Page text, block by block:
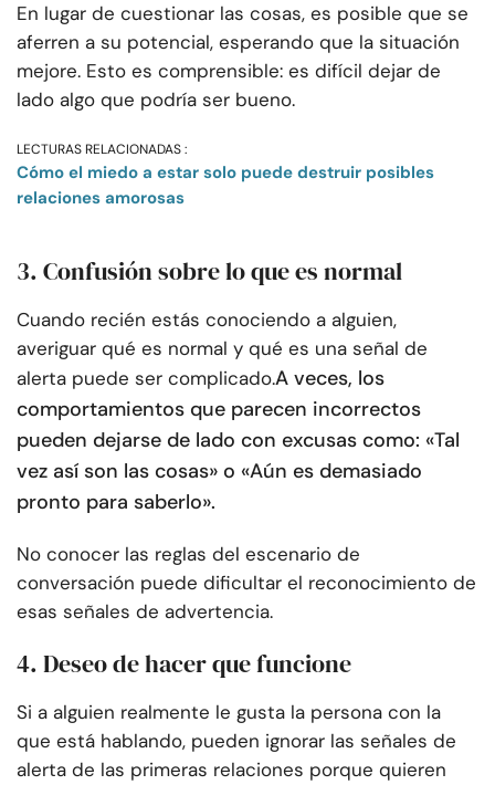
En lugar de cuestionar las cosas, es posible que se
aferren a su potencial, esperando que la situación
mejore. Esto es comprensible: es difícil dejar de
lado algo que podría ser bueno.
LECTURAS RELACIONADAS :
Cómo el miedo a estar solo puede destruir posibles
relaciones amorosas
3. Confusión sobre lo que es normal
Cuando recién estás conociendo a alguien,
averiguar qué es normal y qué es una señal de
alerta puede ser complicado.A veces, los
comportamientos que parecen incorrectos
pueden dejarse de lado con excusas como: «Tal
vez así son las cosas» o «Aún es demasiado
pronto para saberlo».
No conocer las reglas del escenario de
conversación puede dificultar el reconocimiento de
esas señales de advertencia.
4. Deseo de hacer que funcione
Si a alguien realmente le gusta la persona con la
que está hablando, pueden ignorar las señales de
alerta de las primeras relaciones porque quieren